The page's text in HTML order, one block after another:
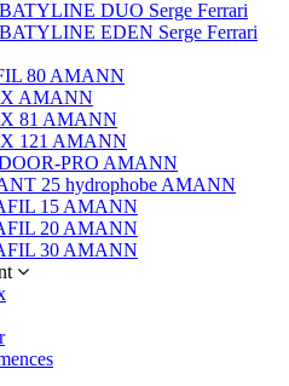
DUO Serge Ferrari
EDEN Serge Ferrari
80 AMANN
AMANN
81 AMANN
121 AMANN
PRO AMANN
25 hydrophobe AMANN
15 AMANN
20 AMANN
30 AMANN